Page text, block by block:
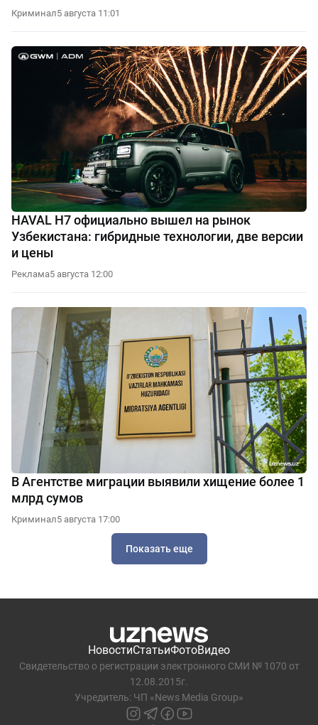
Криминал5 августа 11:01
HAVAL H7 официально вышел на рынок
Узбекистана: гибридные технологии, две версии
и цены
Реклама5 августа 12:00
В Агентстве миграции выявили хищение более 1
млрд сумов
Криминал5 августа 17:00
Показать еще
НовостиСтатьиФотоВидео
Свидетельство о регистрации электронного СМИ № 1070 от
12.08.2015г.
Учредитель: ЧП «News Media Group»